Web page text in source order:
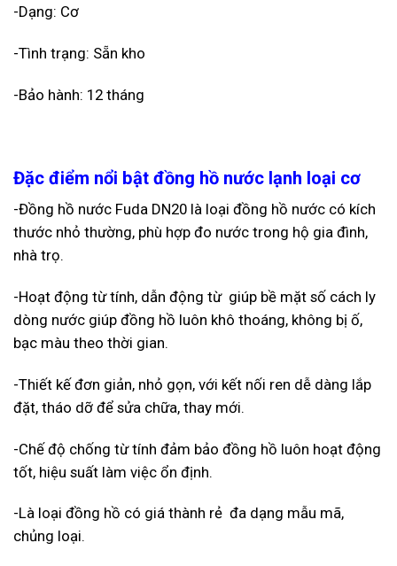
-Dạng: Cơ
-Tình trạng: Sẵn kho
-Bảo hành: 12 tháng
Đặc điểm nổi bật đồng hồ nước lạnh loại cơ
-Đồng hồ nước Fuda DN20 là loại đồng hồ nước có kích
thước nhỏ thường, phù hợp đo nước trong hộ gia đình,
nhà trọ.
-Hoạt động từ tính, dẫn động từ giúp bề mặt số cách ly
dòng nước giúp đồng hồ luôn khô thoáng, không bị ố,
bạc màu theo thời gian.
-Thiết kế đơn giản, nhỏ gọn, với kết nối ren dễ dàng lắp
đặt, tháo dỡ để sửa chữa, thay mới.
-Chế độ chống từ tính đảm bảo đồng hồ luôn hoạt động
tốt, hiệu suất làm việc ổn định.
-Là loại đồng hồ có giá thành rẻ đa dạng mẫu mã,
chủng loại.